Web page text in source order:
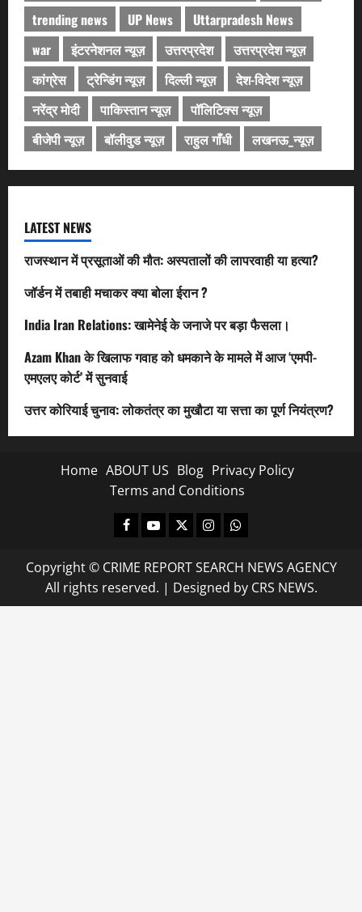
trending news
UP News
Uttarpradesh News
war
इंटरनेशनल न्यूज़ उत्तरप्रदेश
उत्तरप्रदेश न्यूज़
कांग्रेस
ट्रेन्डिंग न्यूज़ दिल्ली न्यूज़
देश-विदेश न्यूज़
नरेंद्र मोदी
पाकिस्तान न्यूज़
पॉलिटिक्स न्यूज़
बीजेपी न्यूज़
बॉलीवुड न्यूज़ राहुल गाँधी लखनऊ_न्यूज़
LATEST NEWS
राजस्थान में प्रसूताओं की मौत: अस्पतालों की लापरवाही या हत्या?
जॉर्डन में तबाही मचाकर क्या बोला ईरान ?
India Iran Relations: खामेनेई के जनाजे पर बड़ा फैसला।
Azam Khan के खिलाफ गवाह को धमकाने के मामले में आज ‘एमपी-
एमएलए कोर्ट’ में सुनवाई
उत्तर कोरियाई चुनाव: लोकतंत्र का मुखौटा या सत्ता का पूर्ण नियंत्रण?
Home ABOUT US Blog Privacy Policy
Terms and Conditions
Facebook
Youtube
X InstagramWhatsapp
Copyright © CRIME REPORT SEARCH NEWS AGENCY
All rights reserved. | Designed by CRS NEWS.